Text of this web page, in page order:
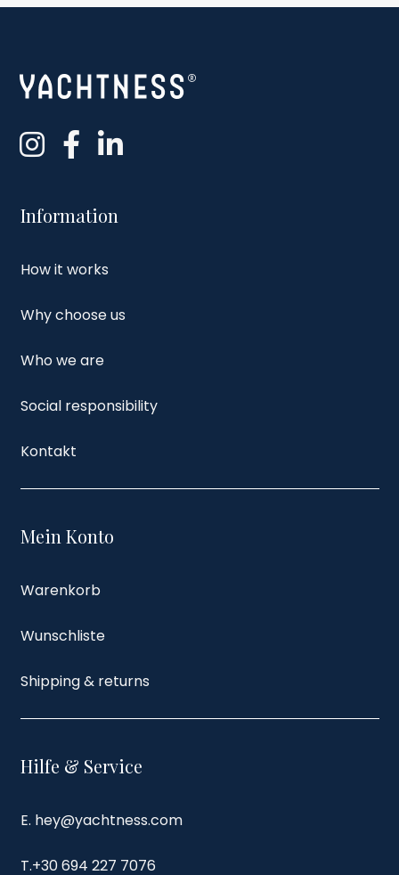
Information
How it works
Why choose us
Who we are
Social responsibility
Kontakt
Mein Konto
Warenkorb
Wunschliste
Shipping & returns
Hilfe & Service
E. hey@yachtness.com
T.+30 694 227 7076